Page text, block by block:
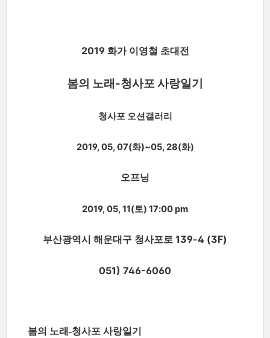
2019 화가 이영철 초대전
봄의 노래-청사포 사랑일기
청사포 오션갤러리
2019, 05, 07(화)~05, 28(화)
오프닝
2019, 05, 11(토) 17:00 pm
부산광역시 해운대구 청사포로 139-4 (3F)
051) 746-6060
봄의 노래-청사포 사랑일기